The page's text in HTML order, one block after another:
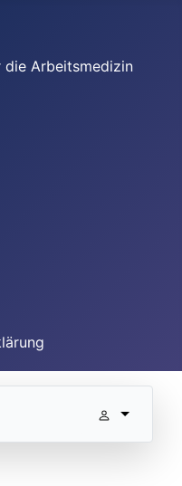
Arbeitsmedizin